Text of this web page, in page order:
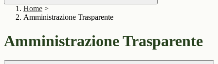
Home >
Amministrazione Trasparente
Amministrazione Trasparente